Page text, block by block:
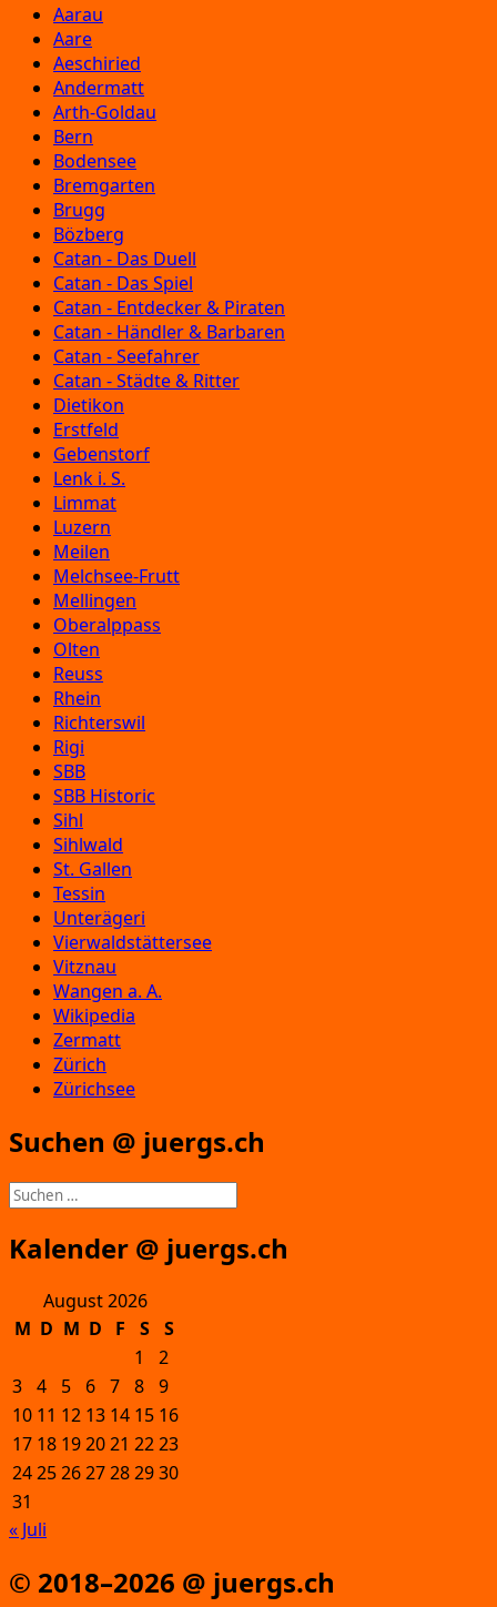
Aarau
Aare
Aeschiried
Andermatt
Arth-Goldau
Bern
Bodensee
Bremgarten
Brugg
Bözberg
Catan - Das Duell
Catan - Das Spiel
Catan - Entdecker & Piraten
Catan - Händler & Barbaren
Catan - Seefahrer
Catan - Städte & Ritter
Dietikon
Erstfeld
Gebenstorf
Lenk i. S.
Limmat
Luzern
Meilen
Melchsee-Frutt
Mellingen
Oberalppass
Olten
Reuss
Rhein
Richterswil
Rigi
SBB
SBB Historic
Sihl
Sihlwald
St. Gallen
Tessin
Unterägeri
Vierwaldstättersee
Vitznau
Wangen a. A.
Wikipedia
Zermatt
Zürich
Zürichsee
Suchen @ juergs.ch
Suchen
nach:
Kalender @ juergs.ch
August 2026
M D M D F S
S
1
2
3 4 5 6 7 8 9
10 11 12 13 14 15 16
17 18 192021 2223
24252627282930
31
« Juli
© 2018–2026 @ juergs.ch